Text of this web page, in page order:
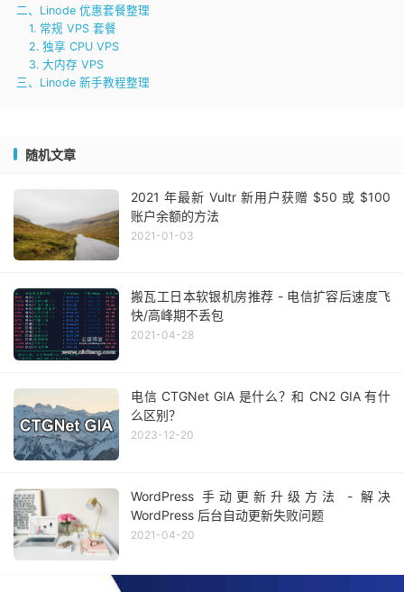
二、Linode 优惠套餐整理
1. 常规 VPS 套餐
2. 独享 CPU VPS
3. 大内存 VPS
三、Linode 新手教程整理
随机文章
2021 年最新 Vultr 新用户获赠 $50 或 $100
账户余额的方法
2021-01-03
搬瓦工日本软银机房推荐 - 电信扩容后速度飞
快/高峰期不丢包
2021-04-28
电信 CTGNet GIA 是什么？和 CN2 GIA 有什
么区别？
2023-12-20
WordPress 手动更新升级方法 - 解决
WordPress 后台自动更新失败问题
2021-04-20